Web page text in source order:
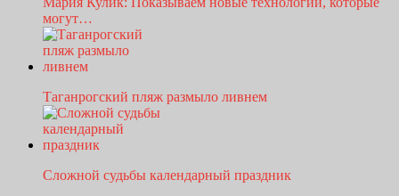
могут…
Таганрогский пляж размыло ливнем
Сложной судьбы календарный праздник